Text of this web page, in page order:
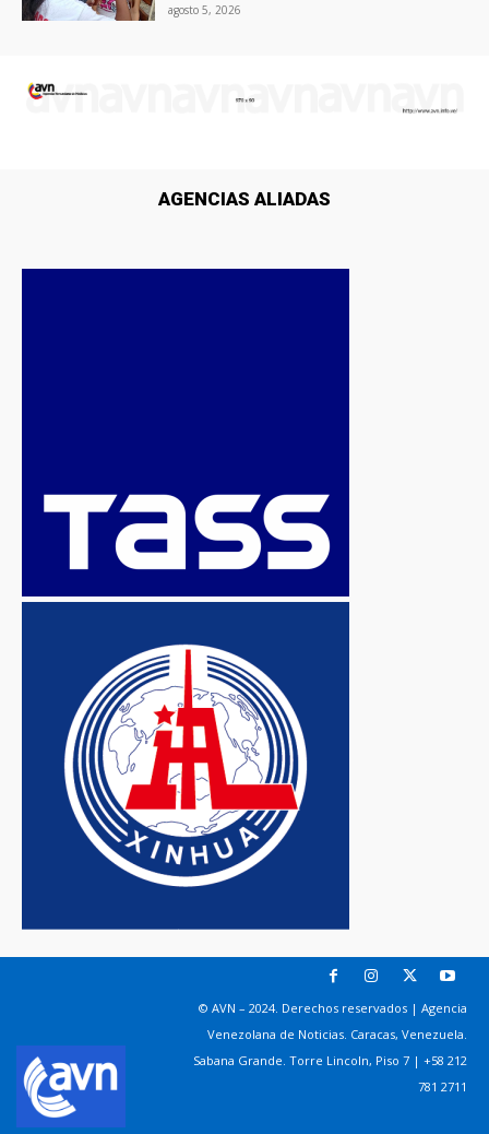
agosto 5, 2026
AGENCIAS ALIADAS
© AVN – 2024. Derechos reservados | Agencia
Venezolana de Noticias. Caracas, Venezuela.
Sabana Grande. Torre Lincoln, Piso 7 | +58 212
781 2711